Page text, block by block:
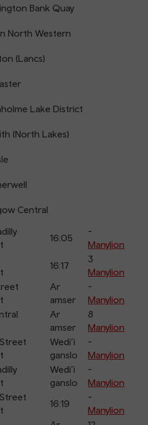
Bank Quay
North Western
(Lancs)
Lake District
(North Lakes)
Central
16:05
-
Manylion
16:17
3
Manylion
Ar
amser
-
Manylion
Ar
amser
8
Manylion
Wedi’i
ganslo
-
Manylion
Wedi’i
ganslo
-
Manylion
16:19
-
Manylion